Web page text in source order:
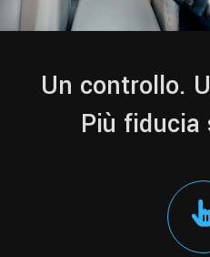
Un controllo.
Più fiducia